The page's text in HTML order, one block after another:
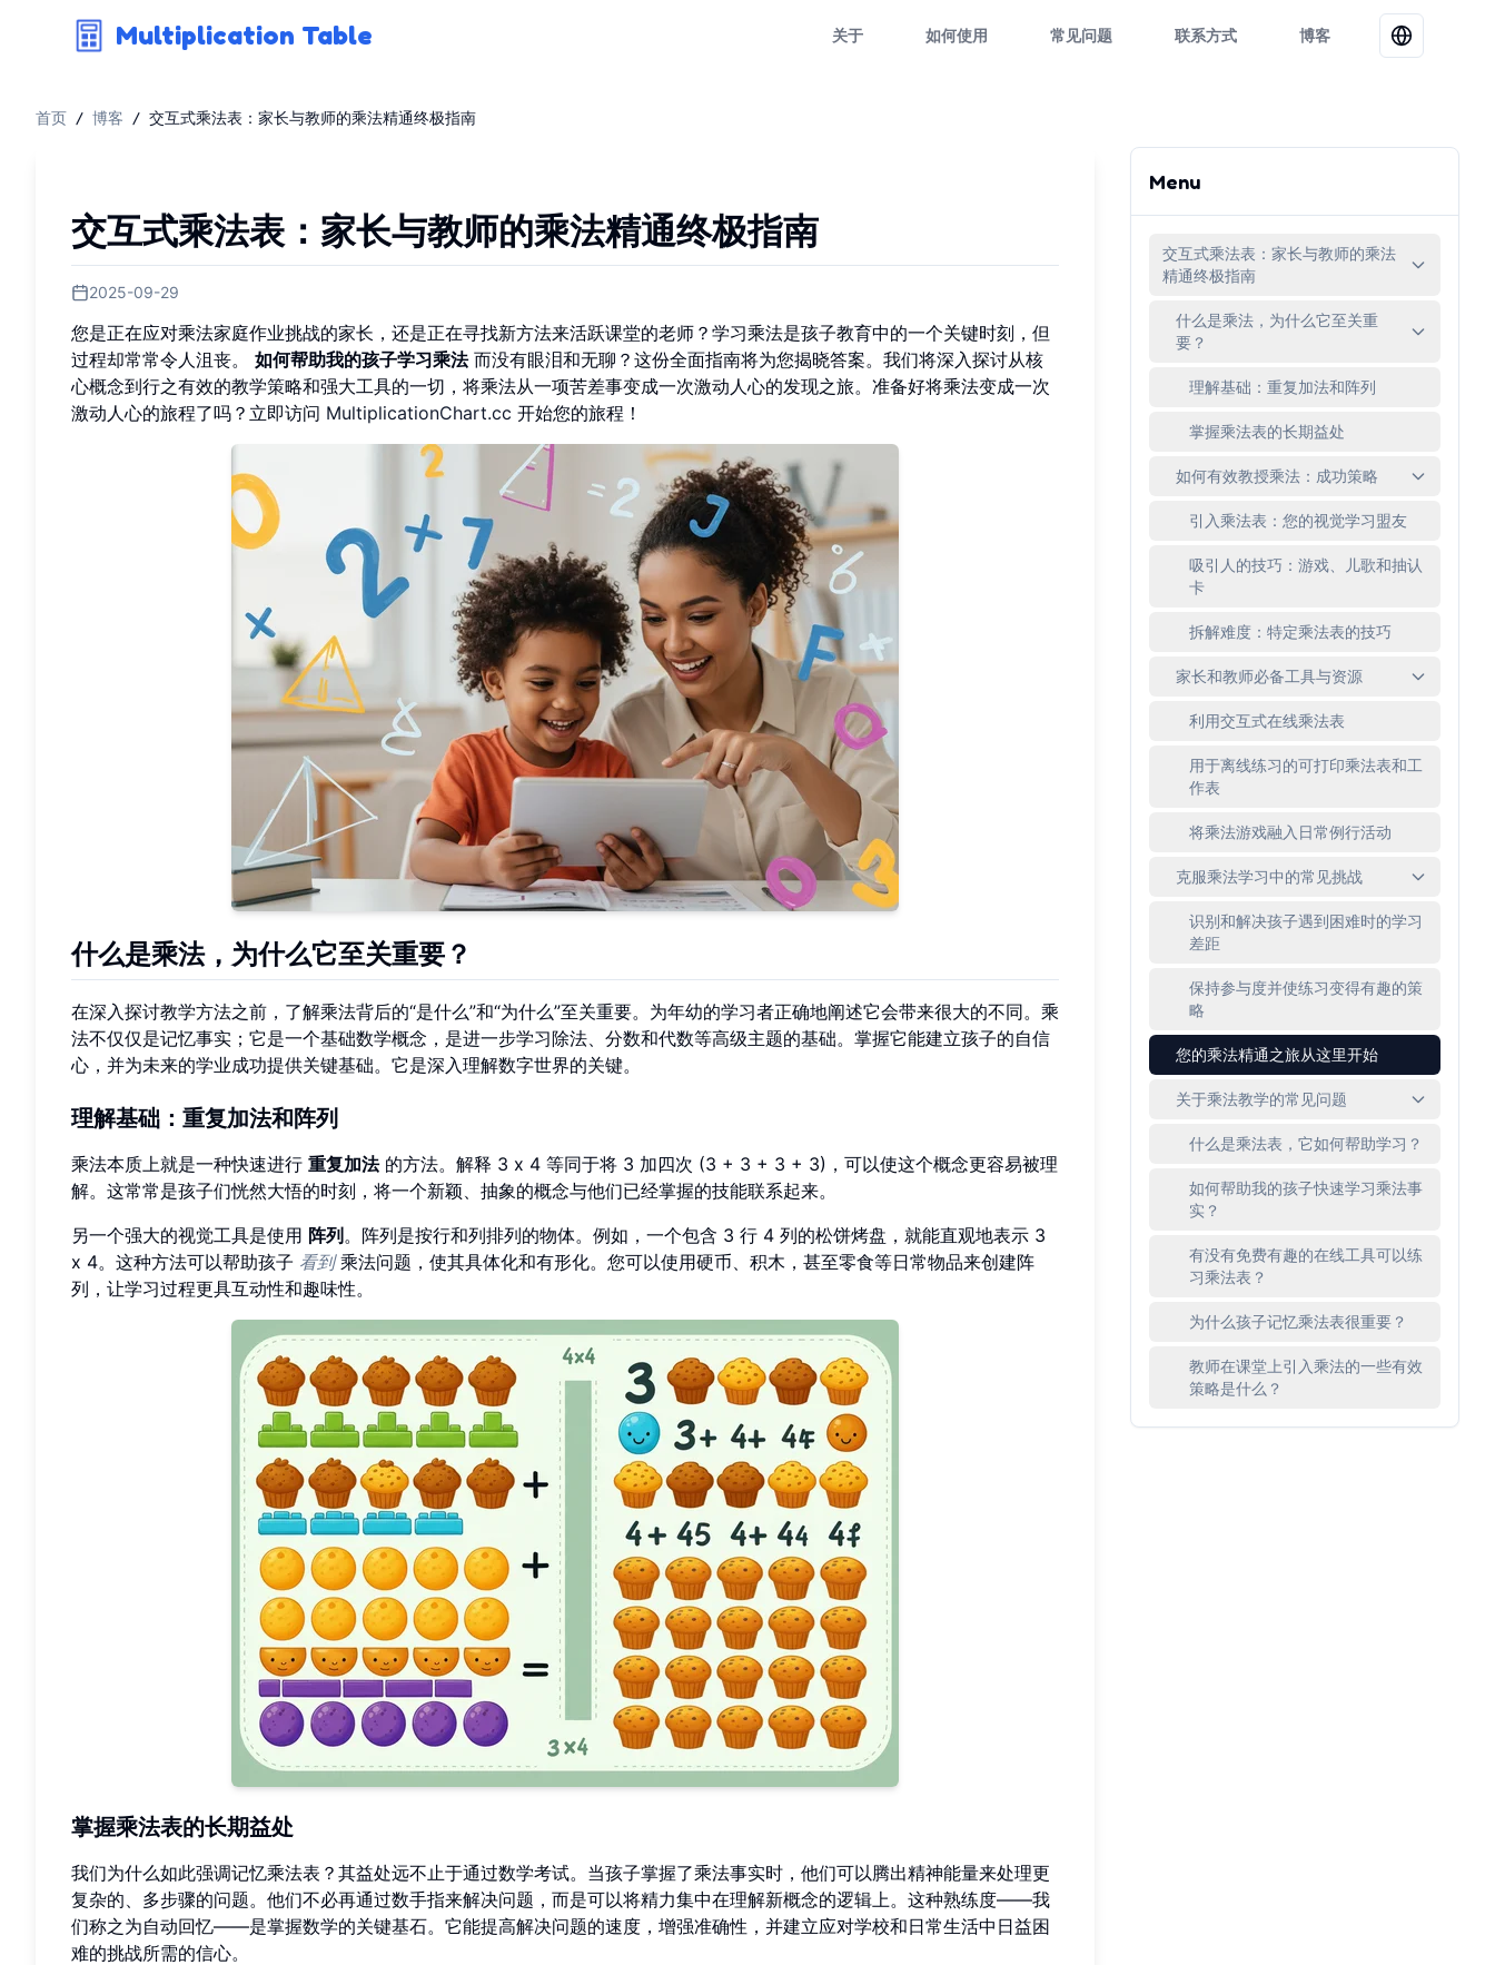
Multiplication Table 关于 如何使用 常见问题 联系方式 博客
首页 / 博客 / 交互式乘法表：家长与教师的乘法精通终极指南
交互式乘法表：家长与教师的乘法精通终极指南
2025-09-29
您是正在应对乘法家庭作业挑战的家长，还是正在寻找新方法来活跃课堂的老师？学习乘法是孩子教育中的一个关键时刻，但
过程却常常令人沮丧。 如何帮助我的孩子学习乘法而没有眼泪和无聊？这份全面指南将为您揭晓答案。我们将深入探讨从核
心概念到行之有效的教学策略和强大工具的一切，将乘法从一项苦差事变成一次激动人心的发现之旅。准备好将乘法变成一次
激动人心的旅程了吗？立即访问 MultiplicationChart.cc 开始您的旅程！
什么是乘法，为什么它至关重要？
在深入探讨教学方法之前，了解乘法背后的“是什么”和“为什么”至关重要。为年幼的学习者正确地阐述它会带来很大的不同。乘
法不仅仅是记忆事实；它是一个基础数学概念，是进一步学习除法、分数和代数等高级主题的基础。掌握它能建立孩子的自信
心，并为未来的学业成功提供关键基础。它是深入理解数字世界的关键。
理解基础：重复加法和阵列
乘法本质上就是一种快速进行 重复加法的方法。解释 3 x 4 等同于将 3 加四次 (3 + 3 + 3 + 3)，可以使这个概念更容易被理
解。这常常是孩子们恍然大悟的时刻，将一个新颖、抽象的概念与他们已经掌握的技能联系起来。
另一个强大的视觉工具是使用 阵列。阵列是按行和列排列的物体。例如，一个包含 3 行 4 列的松饼烤盘，就能直观地表示 3
x 4。这种方法可以帮助孩子 看到乘法问题，使其具体化和有形化。您可以使用硬币、积木，甚至零食等日常物品来创建阵
列，让学习过程更具互动性和趣味性。
掌握乘法表的长期益处
我们为什么如此强调记忆乘法表？其益处远不止于通过数学考试。当孩子掌握了乘法事实时，他们可以腾出精神能量来处理更
复杂的、多步骤的问题。他们不必再通过数手指来解决问题，而是可以将精力集中在理解新概念的逻辑上。这种熟练度——我
们称之为自动回忆——是掌握数学的关键基石。它能提高解决问题的速度，增强准确性，并建立应对学校和日常生活中日益困
难的挑战所需的信心。
Menu
交互式乘法表：家长与教师的乘法
精通终极指南
什么是乘法，为什么它至关重
要？
理解基础：重复加法和阵列
掌握乘法表的长期益处
如何有效教授乘法：成功策略
引入乘法表：您的视觉学习盟友
吸引人的技巧：游戏、儿歌和抽认
卡
拆解难度：特定乘法表的技巧
家长和教师必备工具与资源
利用交互式在线乘法表
用于离线练习的可打印乘法表和工
作表
将乘法游戏融入日常例行活动
克服乘法学习中的常见挑战
识别和解决孩子遇到困难时的学习
差距
保持参与度并使练习变得有趣的策
略
您的乘法精通之旅从这里开始
关于乘法教学的常见问题
什么是乘法表，它如何帮助学习？
如何帮助我的孩子快速学习乘法事
实？
有没有免费有趣的在线工具可以练
习乘法表？
为什么孩子记忆乘法表很重要？
教师在课堂上引入乘法的一些有效
策略是什么？